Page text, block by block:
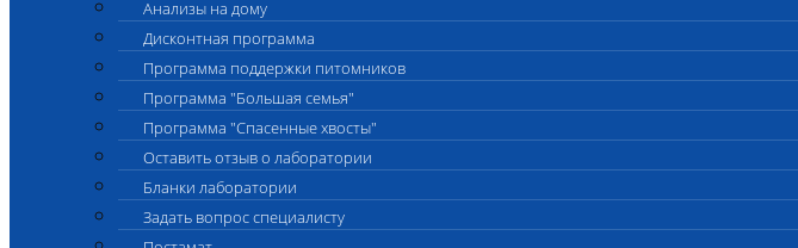
Анализы на дому
Дисконтная программа
Программа поддержки питомников
Программа "Большая семья"
Программа "Спасенные хвосты"
Оставить отзыв о лаборатории
Бланки лаборатории
Задать вопрос специалисту